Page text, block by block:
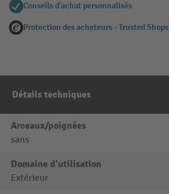
Conseils d'achat personnalisés
Protection des acheteurs - Trusted Shops
Détails techniques
Arceaux/poignées
sans
Domaine d'utilisation
Extérieur